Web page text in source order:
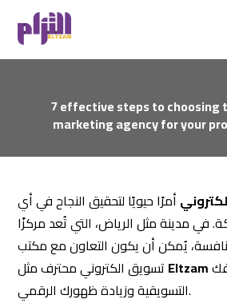
7 effective steps to choosing
marketing agency for your
أمرًا حيويًا لتحقيق النجاح في أي
في مدينة مثل الرياض، التي تُعد مركزًا
يُمكن أن يكون التعاون مع مكتب
Eltzamمفتاحًا لتحقيق أهدافك
التسويقية وزيادة ظهورك الرقمي.